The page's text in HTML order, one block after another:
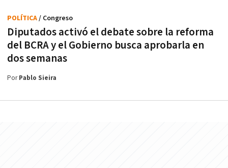
Diputados activó el debate sobre la reforma
del BCRA y el Gobierno busca aprobarla en
dos semanas
POLÍTICA/ Congreso
PorPablo Sieira